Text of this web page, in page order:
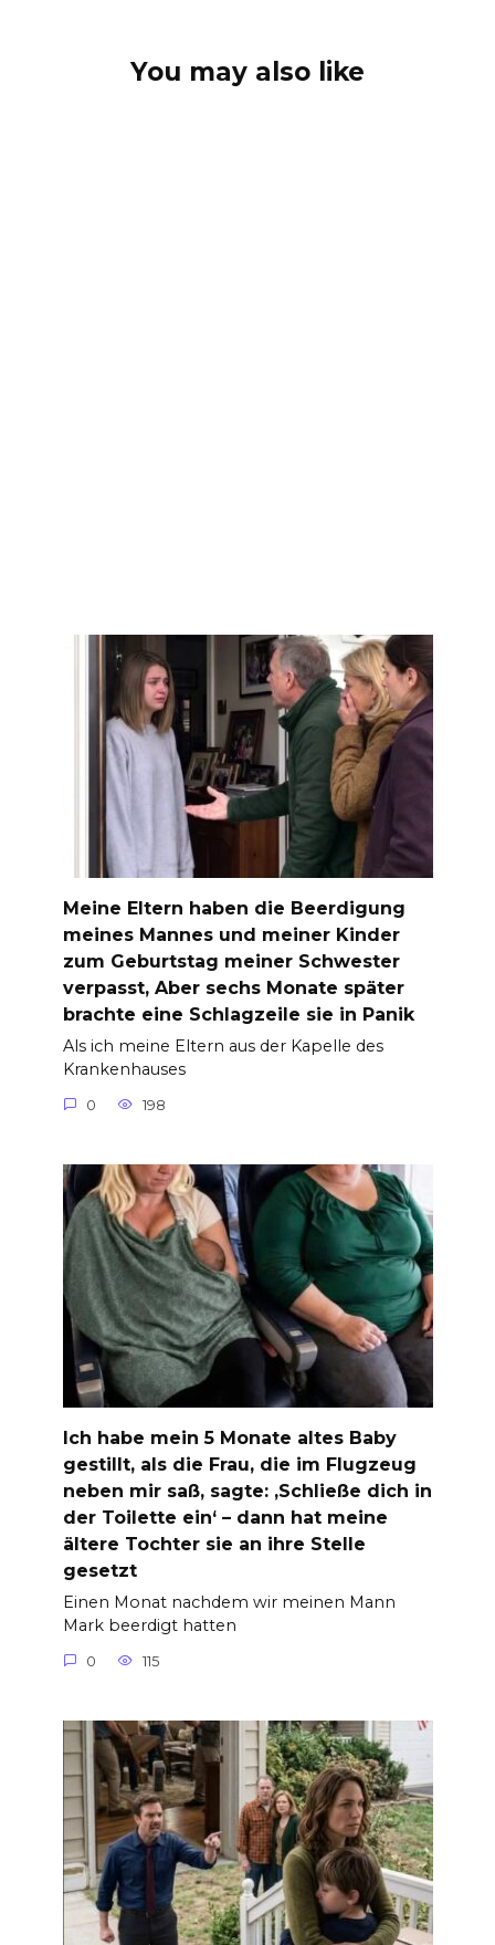
You may also like
Meine Eltern haben die Beerdigung
meines Mannes und meiner Kinder
zum Geburtstag meiner Schwester
verpasst, Aber sechs Monate später
brachte eine Schlagzeile sie in Panik
Als ich meine Eltern aus der Kapelle des
Krankenhauses
0 198
Ich habe mein 5 Monate altes Baby
gestillt, als die Frau, die im Flugzeug
neben mir saß, sagte: ‚Schließe dich in
der Toilette ein‘ – dann hat meine
ältere Tochter sie an ihre Stelle
gesetzt
Einen Monat nachdem wir meinen Mann
Mark beerdigt hatten
0 115